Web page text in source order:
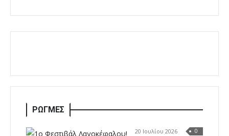
ΡΩΓΜΕΣ
20 Ιουλίου 2026 0